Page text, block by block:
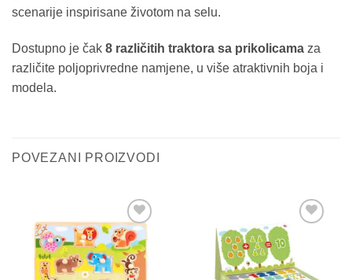
scenarije inspirisane životom na selu.
Dostupno je čak 8 različitih traktora sa prikolicama za
različite poljoprivredne namjene, u više atraktivnih boja i
modela.
POVEZANI PROIZVODI
Sačuvaj
proizvod
Sačuvaj
proizvod